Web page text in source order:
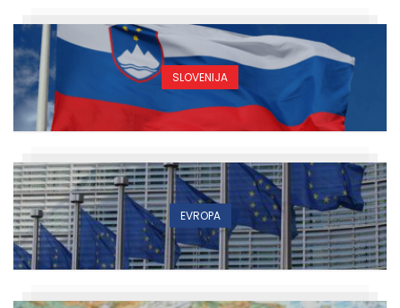
SLOVENIJA
EVROPA